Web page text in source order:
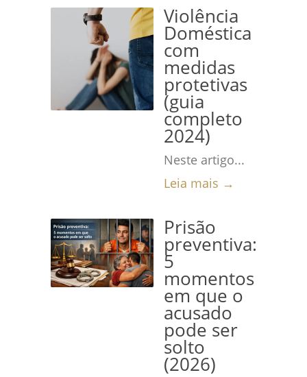
Violência
Doméstica
com
medidas
protetivas
(guia
completo
2024)
Neste artigo...
Leia mais →
Prisão
preventiva:
5
momentos
em que o
acusado
pode ser
solto
(2026)